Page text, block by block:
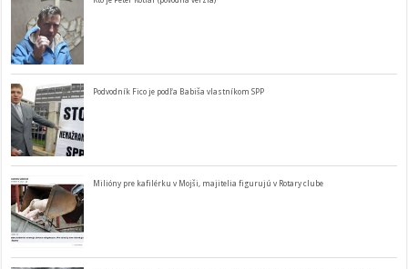
Podvodník Fico je podľa Babiša vlastníkom SPP
Milióny pre kafilérku v Mojši, majitelia figurujú v Rotary clube